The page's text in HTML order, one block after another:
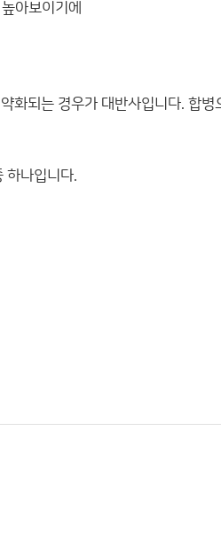
아보이기에
화되는 경우가 대반사입니다. 합병
하나입니다.